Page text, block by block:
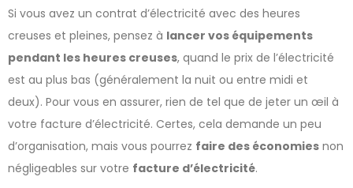
Si vous avez un contrat d’électricité avec des heures
creuses et pleines, pensez à lancer vos équipements
pendant les heures creuses, quand le prix de l’électricité
est au plus bas (généralement la nuit ou entre midi et
deux). Pour vous en assurer, rien de tel que de jeter un œil à
votre facture d’électricité. Certes, cela demande un peu
d’organisation, mais vous pourrez faire des économies non
négligeables sur votre facture d’électricité.